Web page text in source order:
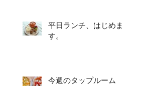
平日ランチ、はじめま
す。
今週のタップルーム